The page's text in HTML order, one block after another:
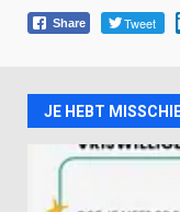
Share Tweet
JE HEBT